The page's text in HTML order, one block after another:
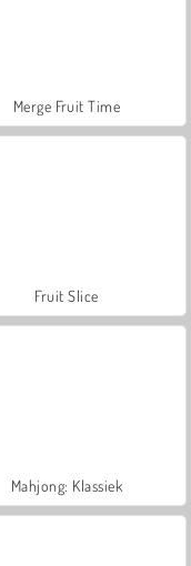
Merge Fruit Time
Fruit Slice
Mahjong: Klassiek